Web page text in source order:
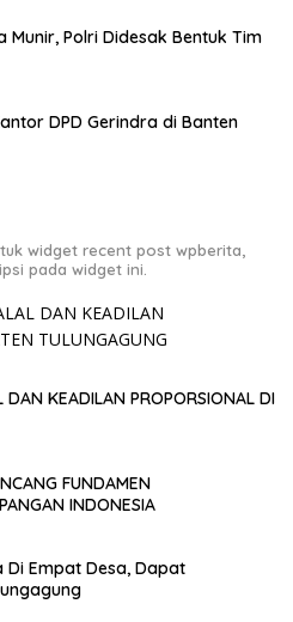
Munir, Polri Didesak Bentuk Tim
DPD Gerindra di Banten
widget recent post wpberita,
pada widget ini.
KEADILAN PROPORSIONAL DI
FUNDAMEN
INDONESIA
Di Empat Desa, Dapat